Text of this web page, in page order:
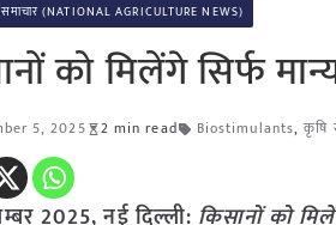
समाचार (NATIONAL AGRICULTURE NEWS)
को मिलेंगे सिर्फ
5, 2025 2 min read Biostimulants,कृषि
2025, नई दिल्ली: किसानों को